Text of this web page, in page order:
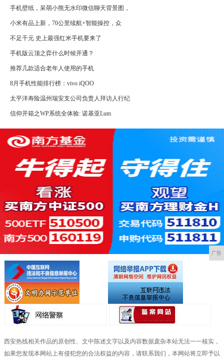
手机壁纸，呆萌小熊无水印微信聊天背景图，
小米有品上新，70公里续航+智能操控，众
不足千元 史上最强红米手机要来了
手机版云顶之弈什么时候开通？
推荐几款适合老年人使用的手机
8月手机性能排行榜：vivo iQOO
太平洋寿险温州瑞安支公司负责人拜访人行纪
信仰开箱之WP系统全体验: 诺基亚Lum
广告
西安热线相关作品的原创性、文中陈述文字以及内容数据庞杂本站无法一一核实，
如果您发现本网站上有侵犯您的合法权益的内容，请联系我们，本网站将立即予以